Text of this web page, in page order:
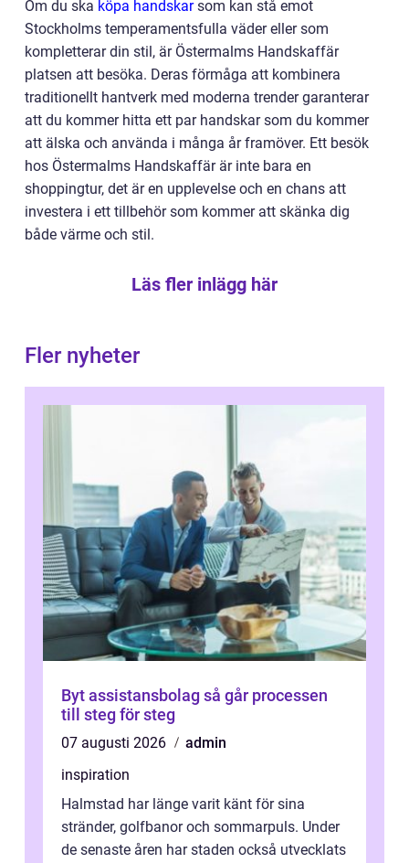
Om du ska köpa handskarsom kan stå emot
Stockholms temperamentsfulla väder eller som
kompletterar din stil, är Östermalms Handskaffär
platsen att besöka. Deras förmåga att kombinera
traditionellt hantverk med moderna trender garanterar
att du kommer hitta ett par handskar som du kommer
att älska och använda i många år framöver. Ett besök
hos Östermalms Handskaffär är inte bara en
shoppingtur, det är en upplevelse och en chans att
investera i ett tillbehör som kommer att skänka dig
både värme och stil.
Läs fler inlägg här
Fler nyheter
Byt assistansbolag så går processen
till steg för steg
07 augusti 2026
admin
inspiration
Halmstad har länge varit känt för sina
stränder, golfbanor och sommarpuls. Under
de senaste åren har staden också utvecklats